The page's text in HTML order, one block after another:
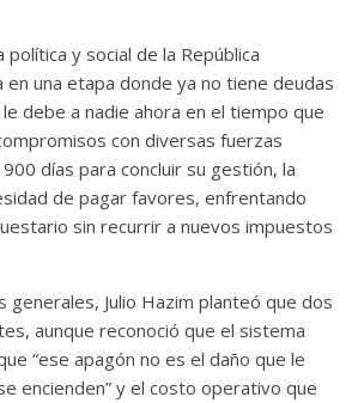
y social de la República
una etapa donde ya no tiene deudas
debe a nadie ahora en el tiempo que
con diversas fuerzas
días para concluir su gestión, la
de pagar favores, enfrentando
sin recurrir a nuevos impuestos
Julio Hazim planteó que dos
aunque reconoció que el sistema
“ese apagón no es el daño que le
encienden” y el costo operativo que